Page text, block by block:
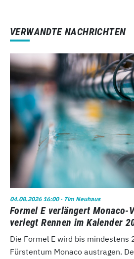
VERWANDTE NACHRICHTEN
04.08.2026 16:00· Tim Neuhaus
Formel E verlängert Monaco-
verlegt Rennen im Kalender
Die Formel E wird bis mindestens
Fürstentum Monaco austragen.